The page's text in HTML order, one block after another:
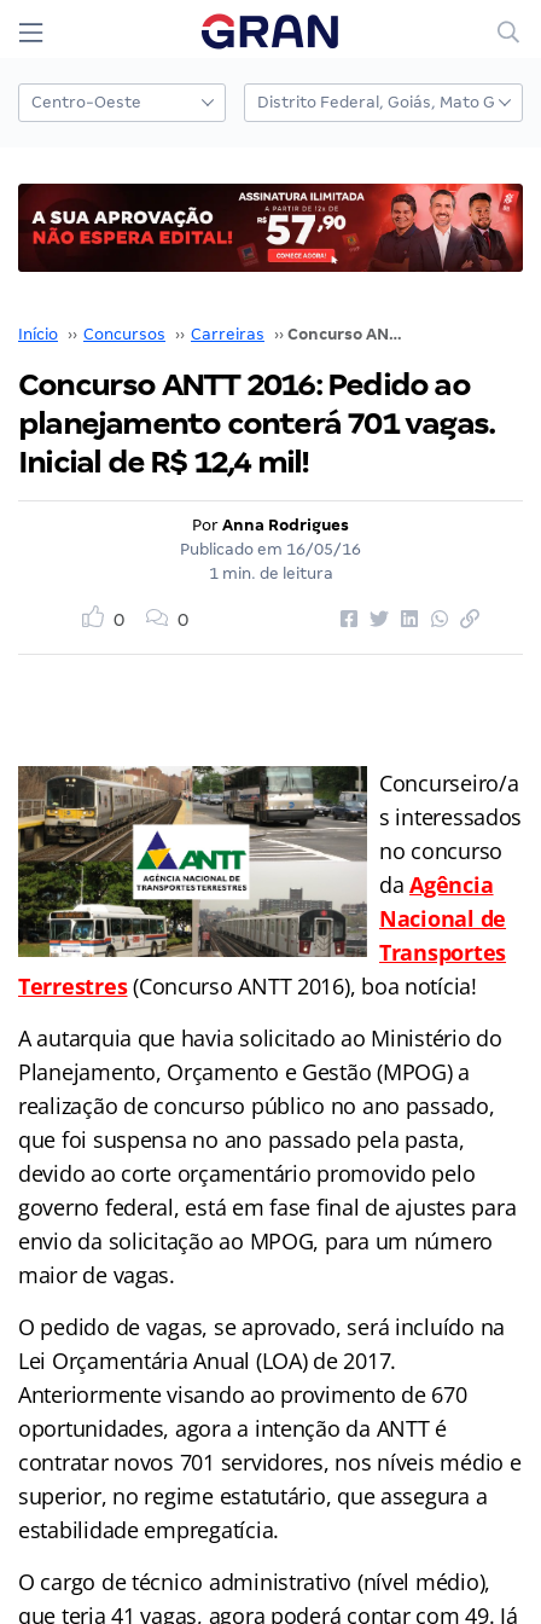
Início ›› Concursos ›› Carreiras ›› Concurso ANTT 2016: Pedido ao planejamento conterá 701 vagas. Inicial de R$ 12,4 mil!
Concurso ANTT 2016: Pedido ao
planejamento conterá 701 vagas.
Inicial de R$ 12,4 mil!
Por Anna Rodrigues
Publicado em 16/05/16
1 min. de leitura
0 0
Concurseiro/a
s interessados
no concurso
daAgência
Nacional de
Transportes
Terrestres(Concurso ANTT 2016), boa notícia!
A autarquia que havia solicitado ao Ministério do
Planejamento, Orçamento e Gestão (MPOG) a
realização de concurso público no ano passado,
que foi suspensa no ano passado pela pasta,
devido ao corte orçamentário promovido pelo
governo federal, está em fase final de ajustes para
envio da solicitação ao MPOG, para um número
maior de vagas.
O pedido de vagas, se aprovado, será incluído na
Lei Orçamentária Anual (LOA) de 2017.
Anteriormente visando ao provimento de 670
oportunidades, agora a intenção da ANTT é
contratar novos 701 servidores, nos níveis médio e
superior, no regime estatutário, que assegura a
estabilidade empregatícia.
O cargo de técnico administrativo (nível médio),
que teria 41 vagas, agora poderá contar com 49. Já